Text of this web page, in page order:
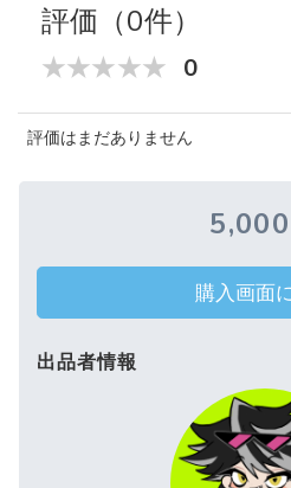
評価（0件）
0
評価はまだありません
購入画面
出品者情報